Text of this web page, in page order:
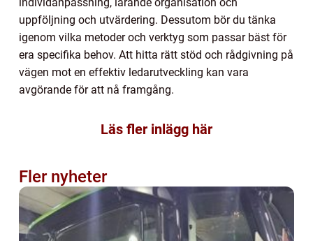
uppföljning och utvärdering. Dessutom bör du tänka
igenom vilka metoder och verktyg som passar bäst för
era specifika behov. Att hitta rätt stöd och rådgivning på
vägen mot en effektiv ledarutveckling kan vara
avgörande för att nå framgång.
Läs fler inlägg här
Fler nyheter